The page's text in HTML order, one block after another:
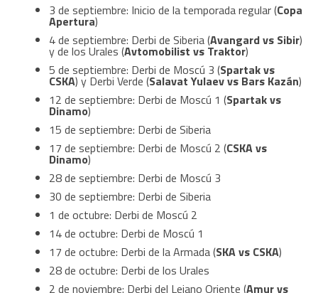
3 de septiembre: Inicio de la temporada regular (Copa
Apertura)
4 de septiembre: Derbi de Siberia (Avangard vs Sibir)
y de los Urales (Avtomobilist vs Traktor)
5 de septiembre: Derbi de Moscú 3 (Spartak vs
CSKA) y Derbi Verde (Salavat Yulaev vs Bars Kazán)
12 de septiembre: Derbi de Moscú 1 (Spartak vs
Dinamo)
15 de septiembre: Derbi de Siberia
17 de septiembre: Derbi de Moscú 2 (CSKA vs
Dinamo)
28 de septiembre: Derbi de Moscú 3
30 de septiembre: Derbi de Siberia
1 de octubre: Derbi de Moscú 2
14 de octubre: Derbi de Moscú 1
17 de octubre: Derbi de la Armada (SKA vs CSKA)
28 de octubre: Derbi de los Urales
2 de noviembre: Derbi del Lejano Oriente (Amur vs